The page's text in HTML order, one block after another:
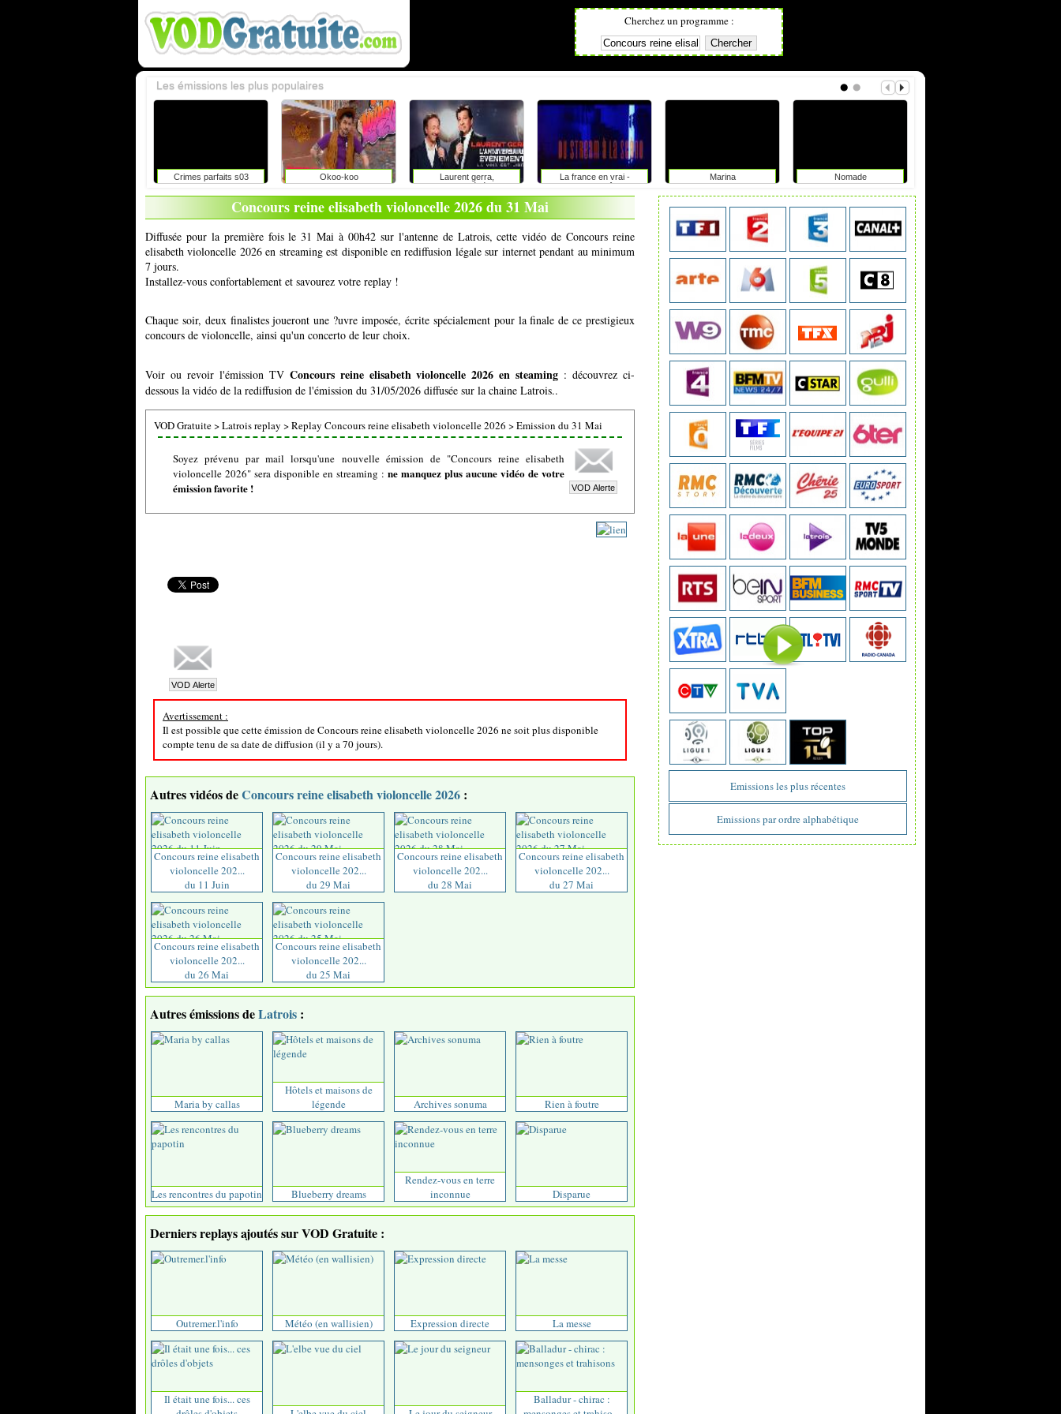
Cherchez un programme :
Crimes parfaits s03 Okoo-koo
Laurent gerra,
l'anniversaire-événement
La france en vrai -
provence alpes côte d'azur
Marina Nomade
Les émissions les plus populaires
Emissions les plus récentes
Emissions par ordre alphabétique
Concours reine elisabeth violoncelle 2026 du 31 Mai
Diffusée pour la première fois le 31 Mai à 00h42 sur l'antenne de Latrois, cette vidéo de Concours reine
elisabeth violoncelle 2026 en streaming est disponible en rediffusion légale sur internet pendant au minimum
7 jours.
Installez-vous confortablement et savourez votre replay !
Chaque soir, deux finalistes joueront une ?uvre imposée, écrite spécialement pour la finale de ce prestigieux
concours de violoncelle, ainsi qu'un concerto de leur choix.
Voir ou revoir l'émission TV Concours reine elisabeth violoncelle 2026 en steaming : découvrez ci-
dessous la vidéo de la rediffusion de l'émission du 31/05/2026 diffusée sur la chaine Latrois..
VOD Gratuite>Latrois replay >Replay Concours reine elisabeth violoncelle 2026 >Emission du 31 Mai
Soyez prévenu par mail lorsqu'une nouvelle émission de "Concours reine elisabeth
violoncelle 2026" sera disponible en streaming : ne manquez plus aucune vidéo de votre
émission favorite !
Avertissement :
Il est possible que cette émission de Concours reine elisabeth violoncelle 2026 ne soit plus disponible
compte tenu de sa date de diffusion (il y a 70 jours).
Autres vidéos deConcours reine elisabeth violoncelle 2026 :
Concours reine elisabeth
violoncelle 202...
du 11 Juin
Concours reine elisabeth
violoncelle 202...
du 29 Mai
Concours reine elisabeth
violoncelle 202...
du 28 Mai
Concours reine elisabeth
violoncelle 202...
du 27 Mai
Concours reine elisabeth
violoncelle 202...
du 26 Mai
Concours reine elisabeth
violoncelle 202...
du 25 Mai
Autres émissions deLatrois :
Maria by callas
Hôtels et maisons de
légende
Archives sonuma Rien à foutre
Les rencontres du papotin Blueberry dreams
Rendez-vous en terre
inconnue
Disparue
Derniers replays ajoutés sur VOD Gratuite :
Outremer.l'info Météo (en wallisien) Expression directe La messe
Il était une fois... ces
Balladur - chirac :